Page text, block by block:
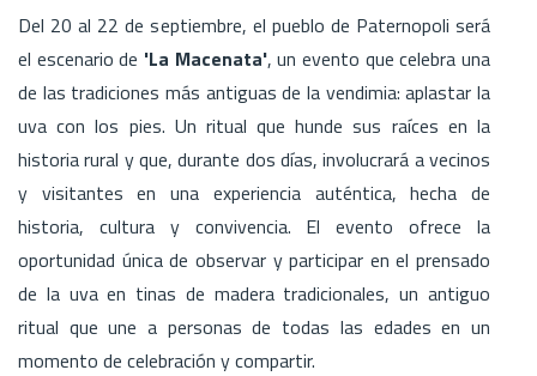
Del 20 al 22 de septiembre, el pueblo de Paternopoli será
el escenario de 'La Macenata', un evento que celebra una
de las tradiciones más antiguas de la vendimia: aplastar la
uva con los pies. Un ritual que hunde sus raíces en la
historia rural y que, durante dos días, involucrará a vecinos
y visitantes en una experiencia auténtica, hecha de
historia, cultura y convivencia. El evento ofrece la
oportunidad única de observar y participar en el prensado
de la uva en tinas de madera tradicionales, un antiguo
ritual que une a personas de todas las edades en un
momento de celebración y compartir.